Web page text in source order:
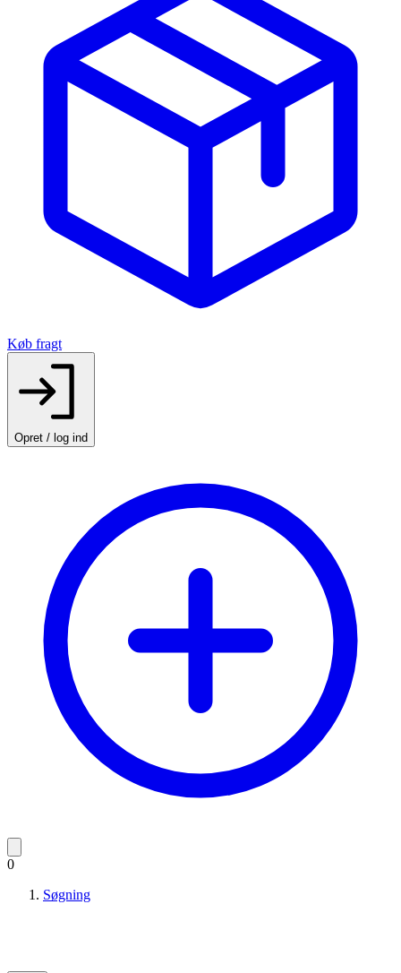
Køb fragt
Opret / log ind
0
Søgning